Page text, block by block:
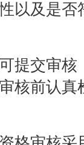
以及是
提交审
核前认